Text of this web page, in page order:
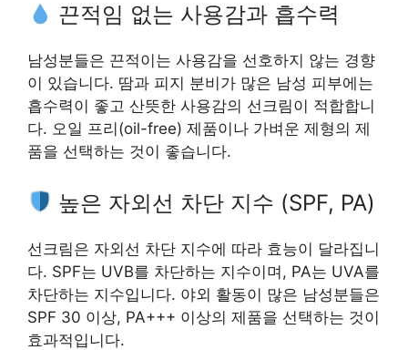
끈적임 없는 사용감과 흡수력
남성분들은 끈적이는 사용감을 선호하지 않는 경향
이 있습니다. 땀과 피지 분비가 많은 남성 피부에는
흡수력이 좋고 산뜻한 사용감의 선크림이 적합합니
다. 오일 프리(oil-free) 제품이나 가벼운 제형의 제
품을 선택하는 것이 좋습니다.
높은 자외선 차단 지수 (SPF, PA)
선크림은 자외선 차단 지수에 따라 효능이 달라집니
다. SPF는 UVB를 차단하는 지수이며, PA는 UVA를
차단하는 지수입니다. 야외 활동이 많은 남성분들은
SPF 30 이상, PA+++ 이상의 제품을 선택하는 것이
효과적입니다.